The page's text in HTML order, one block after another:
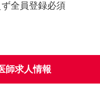
ず全員登録必須
師求人情報